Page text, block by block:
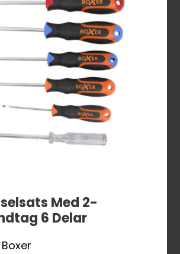
Med 2-
6 Delar
Boxer